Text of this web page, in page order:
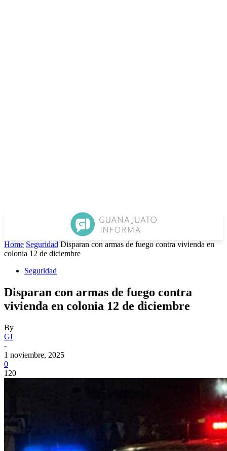
Home Seguridad Disparan con armas de fuego contra vivienda en
colonia 12 de diciembre
Seguridad
Disparan con armas de fuego contra
vivienda en colonia 12 de diciembre
By
GI
-
1 noviembre, 2025
0
120